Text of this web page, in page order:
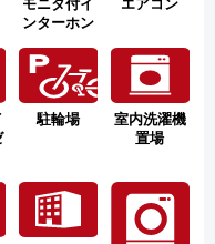
モニタ付イ
ンターホン
エアコン
駐輪場
室内洗濯機
置場